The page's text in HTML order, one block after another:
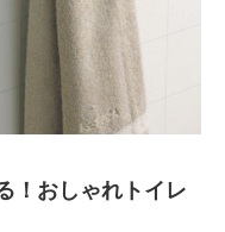
！おしゃれトイレ